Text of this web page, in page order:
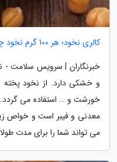
کالری نخود؛ هر 100 گرم نخود چقدر کالری دارد؟
خبرنگاران | سرویس سلامت -
و خشکی دارد. از نخود پخته
خورشت و … استفاده می گردد.
معدنی و فیبر است و خواص
می تواند شما را برای مدت